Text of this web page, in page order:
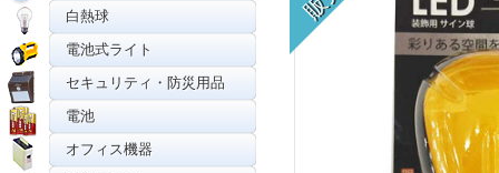
白熱球
電池式ライト
セキュリティ・防災用品
電池
オフィス機器